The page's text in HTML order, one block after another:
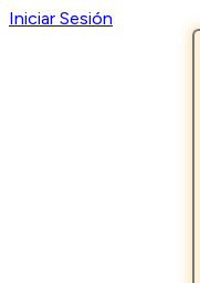
Iniciar Sesión